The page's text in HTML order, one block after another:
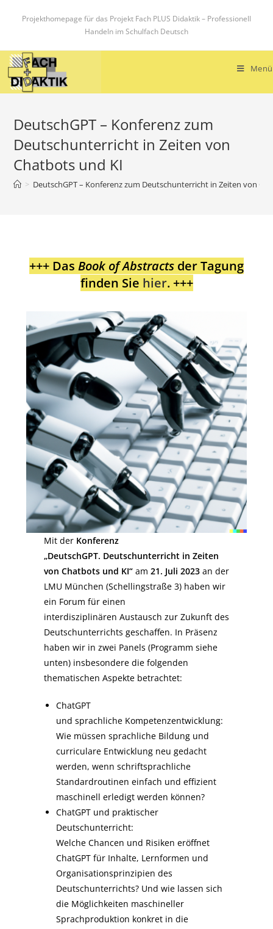
InhaltProjekthomepage für das Projekt Fach PLUS Didaktik – Professionell
Handeln im Schulfach Deutsch
Menü
DeutschGPT – Konferenz zum
Deutschunterricht in Zeiten von
Chatbots und KI
> DeutschGPT – Konferenz zum Deutschunterricht in Zeiten von
+++ Das Book of Abstracts der Tagung
finden Sie hier. +++
Mit der Konferenz
„DeutschGPT. Deutschunterricht in Zeiten
von Chatbots und KI“am 21. Juli 2023 an der
LMU München (Schellingstraße 3) haben wir
ein Forum für einen
interdisziplinären Austausch zur Zukunft des
Deutschunterrichts geschaffen. In Präsenz
haben wir in zwei Panels (Programm siehe
unten) insbesondere die folgenden
thematischen Aspekte betrachtet:
ChatGPT
und sprachliche Kompetenzentwicklung:
Wie müssen sprachliche Bildung und
curriculare Entwicklung neu gedacht
werden, wenn schriftsprachliche
Standardroutinen einfach und effizient
maschinell erledigt werden können?
ChatGPT und praktischer
Deutschunterricht:
Welche Chancen und Risiken eröffnet
ChatGPT für Inhalte, Lernformen und
Organisationsprinzipien des
Deutschunterrichts? Und wie lassen sich
die Möglichkeiten maschineller
Sprachproduktion konkret in die